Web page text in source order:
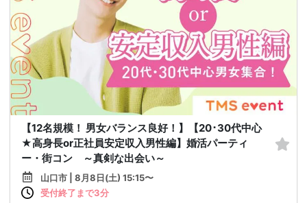
【12名規模！ 男女バランス良好！】【20･30代中心
★高身長or正社員安定収入男性編】婚活パーティ
ー・街コン ～真剣な出会い～
山口市 | 8月8日(土) 15:15〜
受付終了まで3分